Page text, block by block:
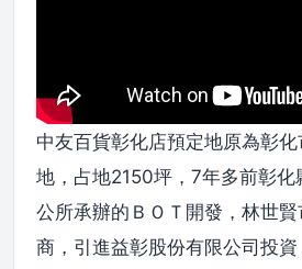
中友百貨彰化店預定地原為彰
地，占地2150坪，7年多前彰化
公所承辦的ＢＯＴ開發，林世
商，引進益彰股份有限公司投